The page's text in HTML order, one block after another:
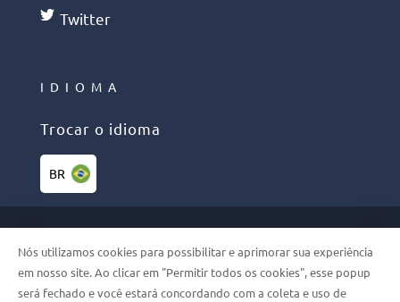
Twitter
IDIOMA
Trocar o idioma
BR
DIREITOS RESERVADOS
Nós utilizamos cookies para possibilitar e aprimorar sua experiência
em nosso site. Ao clicar em "Permitir todos os cookies", esse popup
será fechado e você estará concordando com a coleta e uso de